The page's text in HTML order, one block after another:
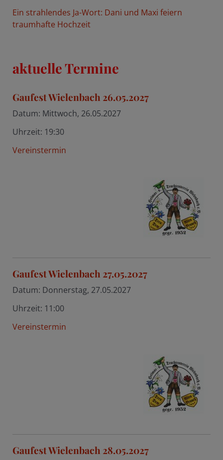
Ein strahlendes Ja-Wort: Dani und Maxi feiern
traumhafte Hochzeit
aktuelle Termine
Gaufest Wielenbach 26.05.2027
Datum: Mittwoch, 26.05.2027
Uhrzeit: 19:30
Vereinstermin
Gaufest Wielenbach 27.05.2027
Datum: Donnerstag, 27.05.2027
Uhrzeit: 11:00
Vereinstermin
Gaufest Wielenbach 28.05.2027